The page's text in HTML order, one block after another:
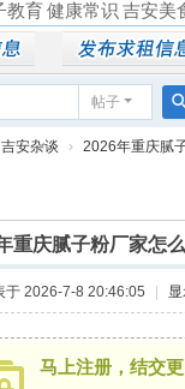
教育 健康常识 吉安美
帖子
吉安杂谈 › 2026年重庆腻
重庆腻子粉厂家怎
于 2026-7-8 20:46:05
马上注册，结交